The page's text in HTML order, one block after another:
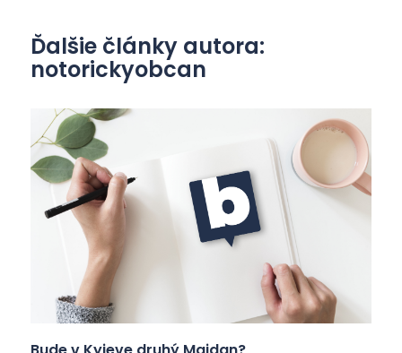
Ďalšie články autora:
notorickyobcan